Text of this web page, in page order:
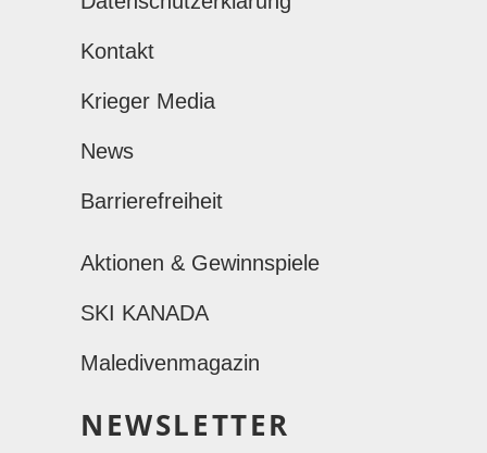
Kontakt
Krieger Media
News
Barrierefreiheit
Aktionen & Gewinnspiele
SKI KANADA
Maledivenmagazin
NEWSLETTER